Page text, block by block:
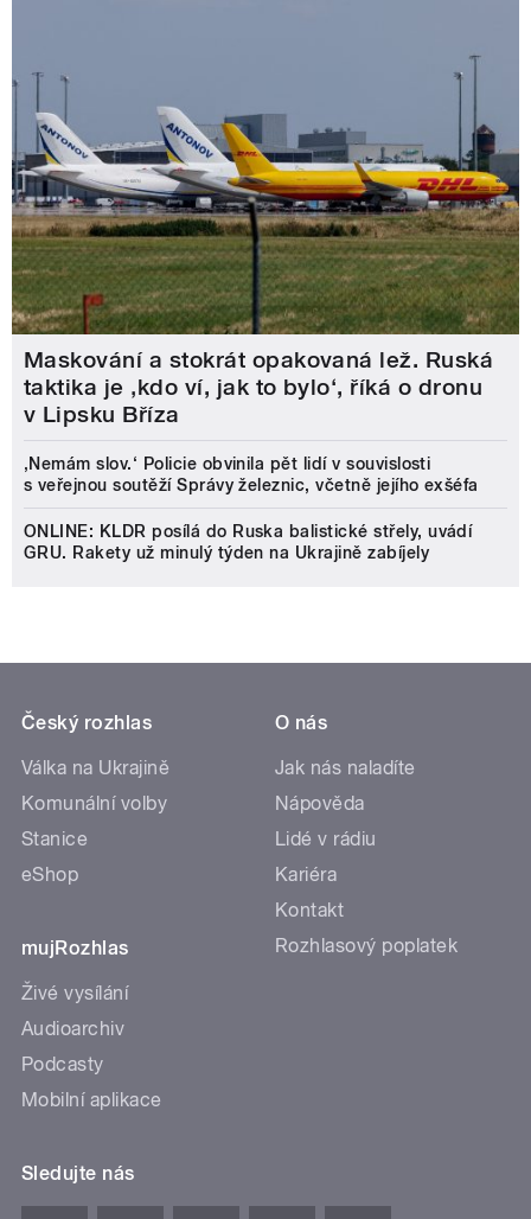
Maskování a stokrát opakovaná lež. Ruská
taktika je ‚kdo ví, jak to bylo‘, říká o dronu
v Lipsku Bříza
‚Nemám slov.‘ Policie obvinila pět lidí v souvislosti
s veřejnou soutěží Správy železnic, včetně jejího exšéfa
ONLINE: KLDR posílá do Ruska balistické střely, uvádí
GRU. Rakety už minulý týden na Ukrajině zabíjely
Český rozhlas
Válka na Ukrajině
Komunální volby
Stanice
eShop
mujRozhlas
Živé vysílání
Audioarchiv
Podcasty
Mobilní aplikace
O nás
Jak nás naladíte
Nápověda
Lidé v rádiu
Kariéra
Kontakt
Rozhlasový poplatek
Sledujte nás